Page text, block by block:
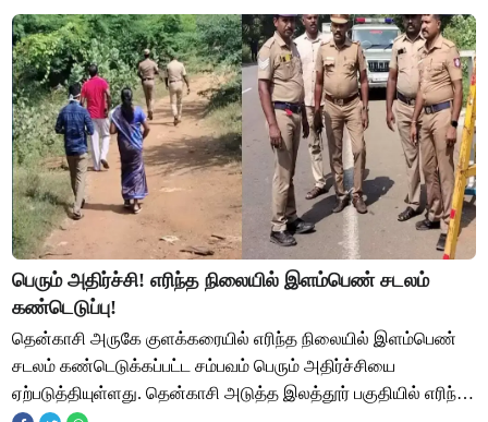
பெரும் அதிர்ச்சி! எரிந்த நிலையில் இளம்பெண் சடலம்
கண்டெடுப்பு!
தென்காசி அருகே குளக்கரையில் எரிந்த நிலையில் இளம்பெண்
சடலம் கண்டெடுக்கப்பட்ட சம்பவம் பெரும் அதிர்ச்சியை
ஏற்படுத்தியுள்ளது. தென்காசி அடுத்த இலத்தூர் பகுதியில் எரிந்த